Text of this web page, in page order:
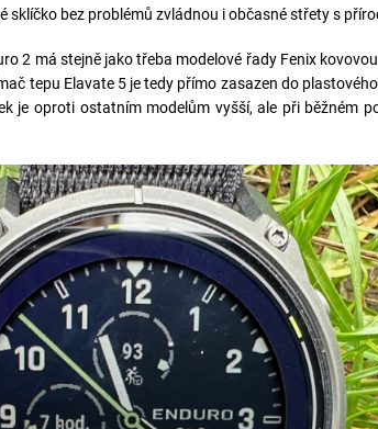
bez problémů zvládnou i občasné střety s
2 má stejně jako třeba modelové řady Fenix
tepu Elavate 5 je tedy přímo zasazen do
je oproti ostatním modelům vyšší, ale při běžném